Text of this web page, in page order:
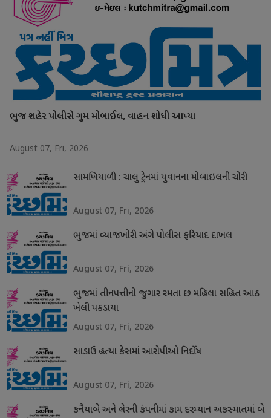
ભુજ શહેર પોલીસે ગુમ મોબાઈલ, વાહન શોધી આપ્યા
August 07, Fri, 2026
સામખિયાળી : ચાલુ ટ્રેનમાં યુવાનના મોબાઇલની ચોરી
August 07, Fri, 2026
ભુજમાં વ્યાજખોરી અંગે પોલીસ ફરિયાદ દાખલ
August 07, Fri, 2026
ભુજમાં તીનપત્તીનો જુગાર રમતા છ મહિલા સહિત આઠ
ખેલી પકડાયા
August 07, Fri, 2026
સાડાઉ હત્યા કેસમાં આરોપીઓ નિર્દોષ
August 07, Fri, 2026
કનૈયાબે અને લેરની કંપનીમાં કામ દરમ્યાન અકસ્માતમાં બે